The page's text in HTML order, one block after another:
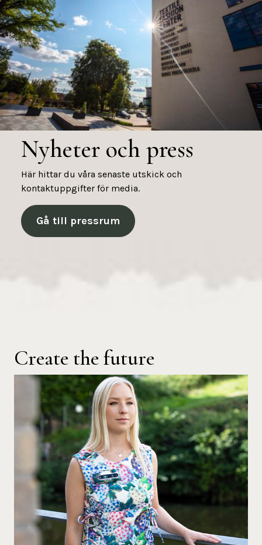
Nyheter och press
Här hittar du våra senaste utskick och
kontaktuppgifter för media.
Gå till pressrum
Create the future